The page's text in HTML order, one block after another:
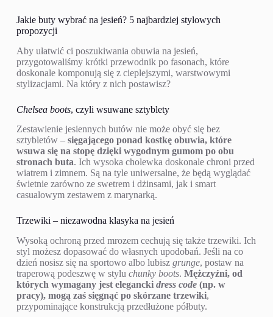
Jakie buty wybrać na jesień? 5 najbardziej stylowych
propozycji
Aby ułatwić ci poszukiwania obuwia na jesień,
przygotowaliśmy krótki przewodnik po fasonach, które
doskonale komponują się z cieplejszymi, warstwowymi
stylizacjami. Na który z nich postawisz?
Chelsea boots, czyli wsuwane sztyblety
Zestawienie jesiennych butów nie może obyć się bez
sztybletów – sięgającego ponad kostkę obuwia, które
wsuwa się na stopę dzięki wygodnym gumom po obu
stronach buta. Ich wysoka cholewka doskonale chroni przed
wiatrem i zimnem. Są na tyle uniwersalne, że będą wyglądać
świetnie zarówno ze swetrem i dżinsami, jak i smart
casualowym zestawem z marynarką.
Trzewiki – niezawodna klasyka na jesień
Wysoką ochroną przed mrozem cechują się także trzewiki. Ich
styl możesz dopasować do własnych upodobań. Jeśli na co
dzień nosisz się na sportowo albo lubisz grunge, postaw na
traperową podeszwę w stylu chunky boots. Mężczyźni, od
których wymagany jest elegancki dress code(np. w
pracy), mogą zaś sięgnąć po skórzane trzewiki,
przypominające konstrukcją przedłużone półbuty.